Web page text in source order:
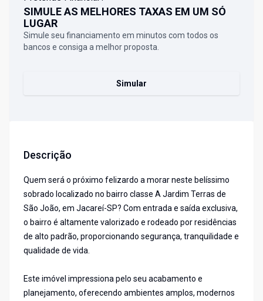
SIMULE AS MELHORES TAXAS EM UM SÓ
LUGAR
Simule seu financiamento em minutos com todos os
bancos e consiga a melhor proposta.
Simular
Descrição
Quem será o próximo felizardo a morar neste belíssimo
sobrado localizado no bairro classe A Jardim Terras de
São João, em Jacareí-SP? Com entrada e saída exclusiva,
o bairro é altamente valorizado e rodeado por residências
de alto padrão, proporcionando segurança, tranquilidade e
qualidade de vida.
Este imóvel impressiona pelo seu acabamento e
planejamento, oferecendo ambientes amplos, modernos